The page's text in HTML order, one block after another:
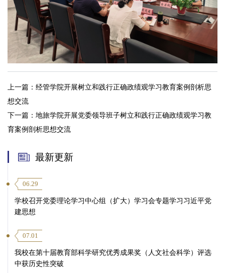
上一篇： 经管学院开展树立和践行正确政绩观学习教育案例剖析思
想交流
下一篇： 地旅学院开展党委领导班子树立和践行正确政绩观学习教
育案例剖析思想交流
最新更新
06.29
学校召开党委理论学习中心组（扩大）学习会专题学习习近平党
建思想
07.01
我校在第十届教育部科学研究优秀成果奖（人文社会科学）评选
中获历史性突破